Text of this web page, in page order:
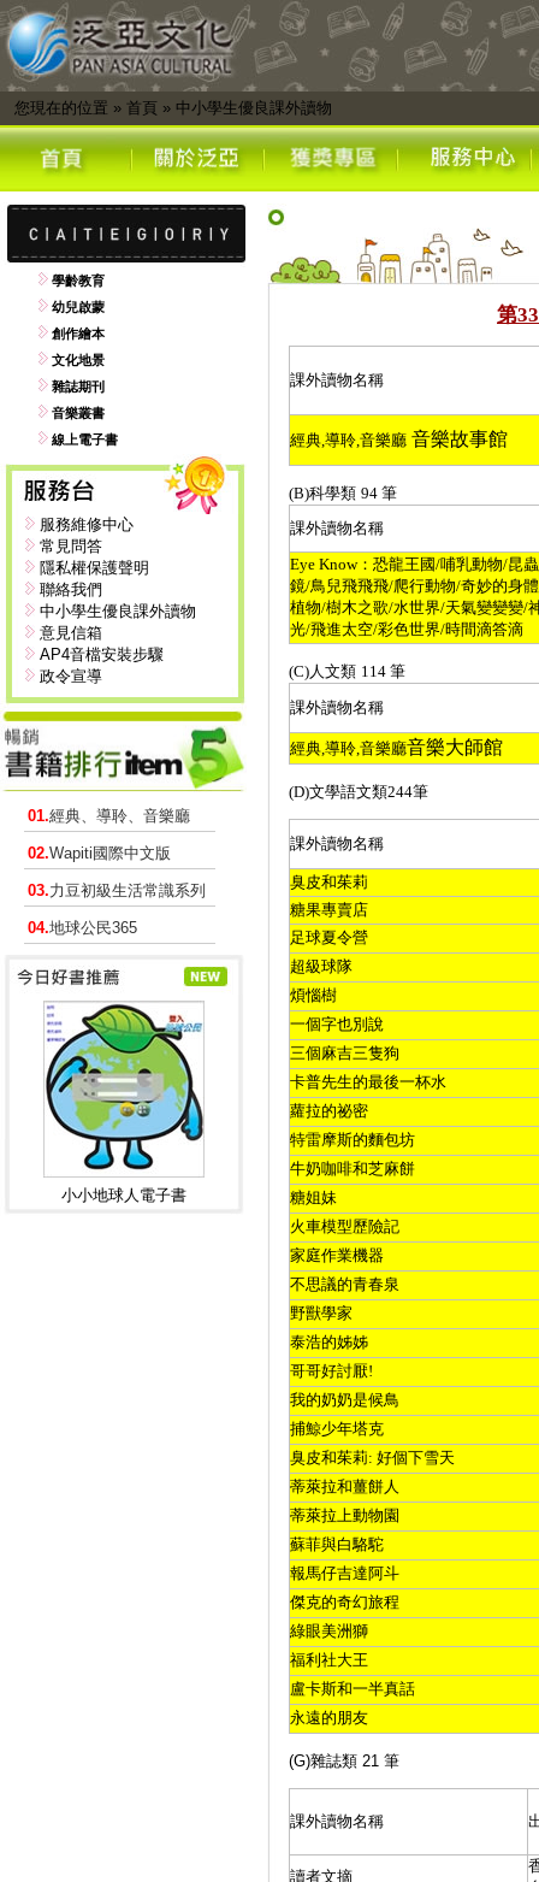
您現在的位置 » 首頁 » 中小學生優良課外讀物
學齡教育
幼兒啟蒙
創作繪本
文化地景
雜誌期刊
音樂叢書
線上電子書
服務維修中心
常見問答
隱私權保護聲明
聯絡我們
中小學生優良課外讀物
意見信箱
AP4音檔安裝步驟
政令宣導
01.經典、導聆、音樂廳
02.Wapiti國際中文版
03.力豆初級生活常識系列
04.地球公民365
小小地球人電子書
第33
課外讀物名稱
經典,導聆,音樂廳 音樂故事館
(B)科學類 94 筆
課外讀物名稱
Eye Know：恐龍王國/哺乳動物/昆
鏡/鳥兒飛飛飛/爬行動物/奇妙的身體
植物/樹木之歌/水世界/天氣變變變/
光/飛進太空/彩色世界/時間滴答滴
(C)人文類 114 筆
課外讀物名稱
經典,導聆,音樂廳音樂大師館
(D)文學語文類244筆
課外讀物名稱
臭皮和茱莉
糖果專賣店
足球夏令營
超級球隊
煩惱樹
一個字也別說
三個麻吉三隻狗
卡普先生的最後一杯水
蘿拉的祕密
特雷摩斯的麵包坊
牛奶咖啡和芝麻餅
糖姐妹
火車模型歷險記
家庭作業機器
不思議的青春泉
野獸學家
泰浩的姊姊
哥哥好討厭!
我的奶奶是候鳥
捕鯨少年塔克
臭皮和茱莉: 好個下雪天
蒂萊拉和薑餅人
蒂萊拉上動物園
蘇菲與白駱駝
報馬仔吉達阿斗
傑克的奇幻旅程
綠眼美洲獅
福利社大王
盧卡斯和一半真話
永遠的朋友
(G)雜誌類 21 筆
課外讀物名稱
讀者文摘